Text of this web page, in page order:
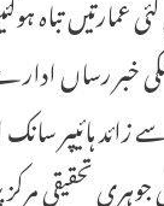
۔غیر ملکی
حملوں کا سلسلہ جاری ہے
تحقیقی مرکز